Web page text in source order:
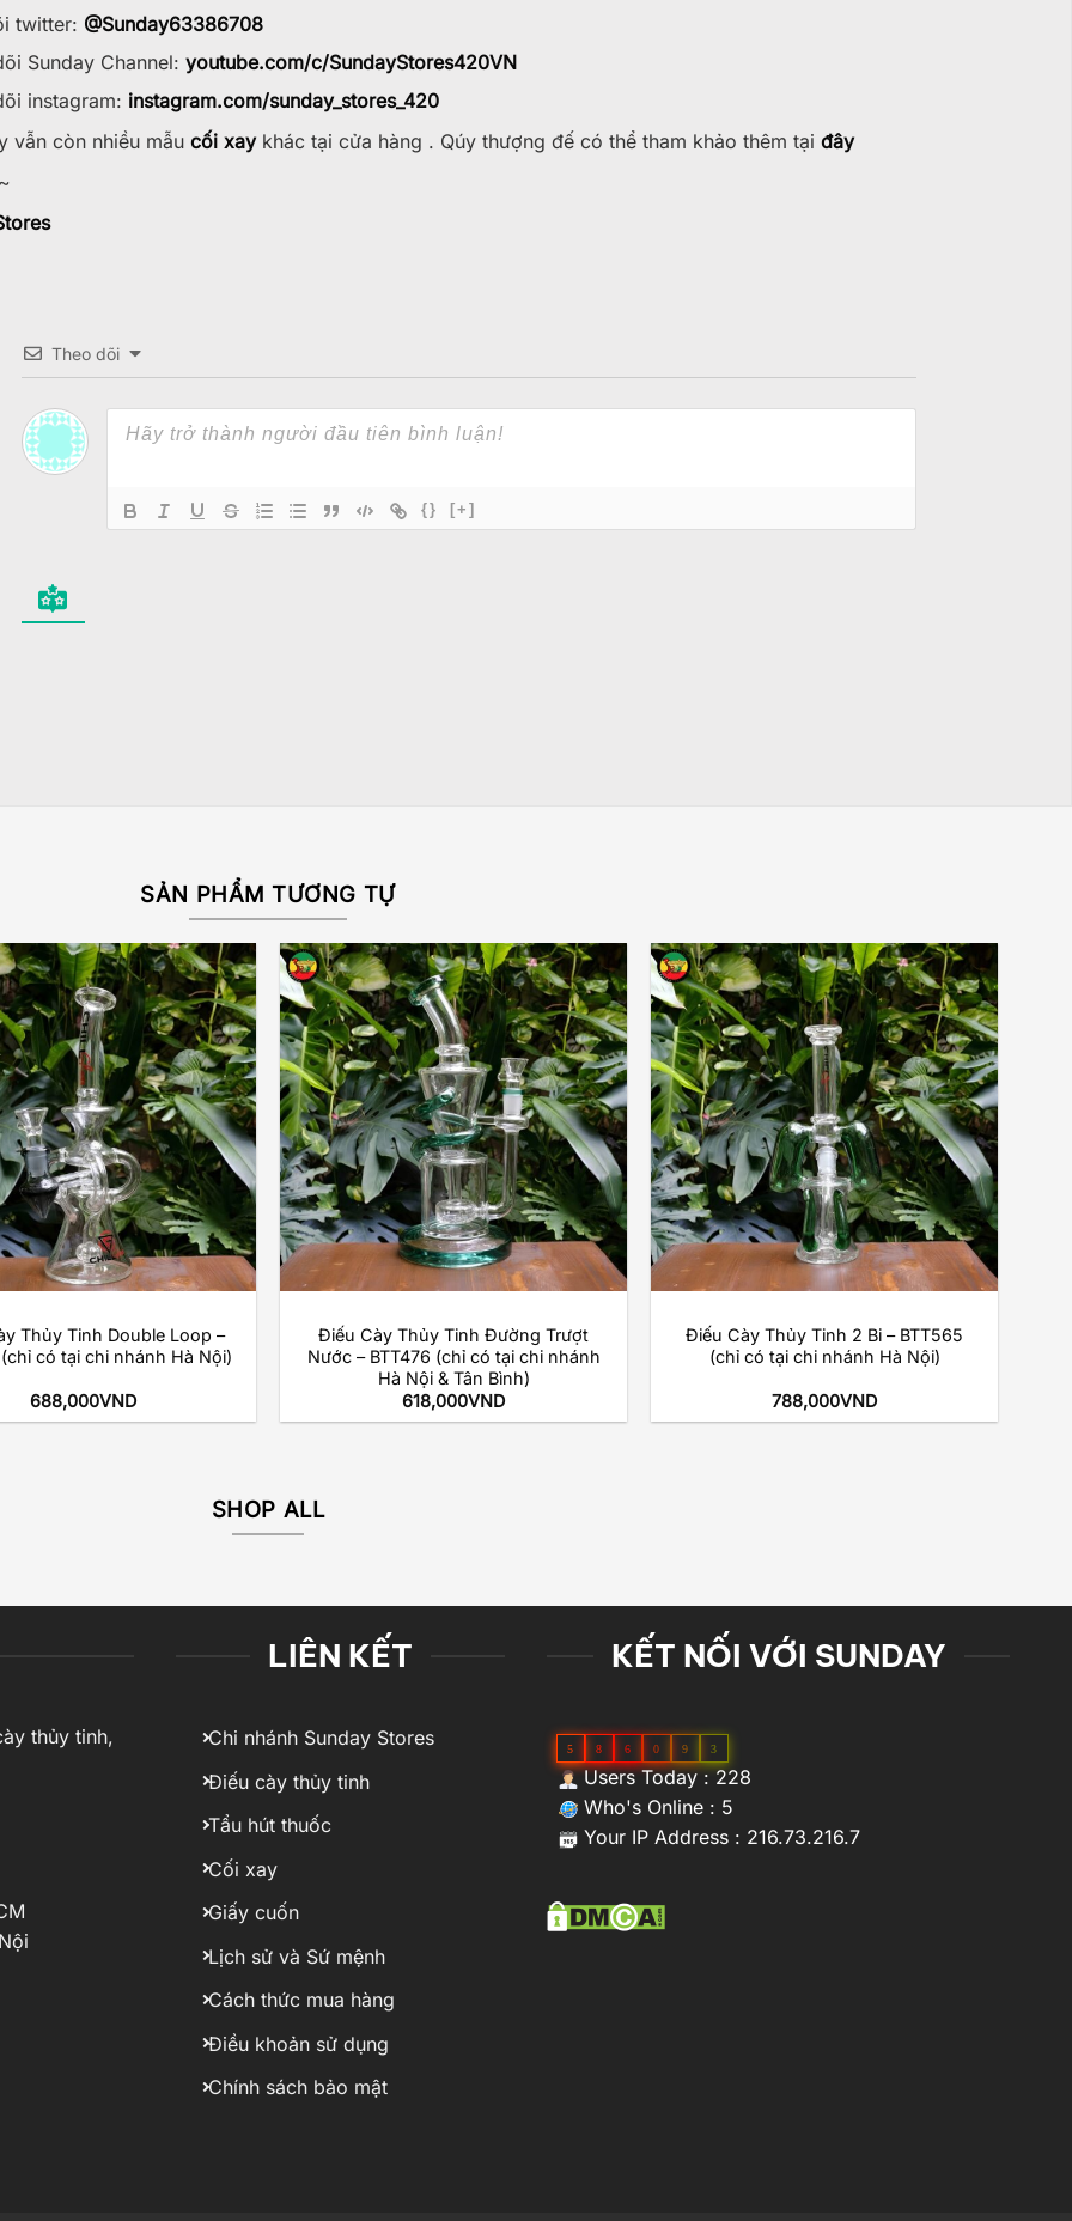
twitter: @Sunday63386708
Sunday Channel:youtube.com/c/SundayStores420VN
instagram: instagram.com/sunday_stores_420
vẫn còn nhiều mẫucối xaykhác tại cửa hàng . Qúy thượng đế có thể tham khảo thêm tạiđây
Theo dõi
{} [+]
SẢN PHẨM TƯƠNG TỰ
Add to
wishlist
Thủy Tinh Double Loop –
có tại chi nhánh Hà Nội)
688,000VND
Add to
wishlist
+
Điếu Cày Thủy Tinh Đường Trượt
Nước – BTT476 (chỉ có tại chi nhánh
Hà Nội & Tân Bình)
618,000VND
Add to
wishlist
+
Điếu Cày Thủy Tinh 2 Bi – BTT565
(chỉ có tại chi nhánh Hà Nội)
788,000VND
SHOP ALL
thủy tinh,
LIÊN KẾT
Chi nhánh Sunday Stores
Điếu cày thủy tinh
Tẩu hút thuốc
Cối xay
Giấy cuốn
Lịch sử và Sứ mệnh
Cách thức mua hàng
Điều khoản sử dụng
Chính sách bảo mật
KẾT NỐI VỚI SUNDAY
5 8 6 0 9 3
Users Today : 228
Who's Online : 5
Your IP Address : 216.73.216.7